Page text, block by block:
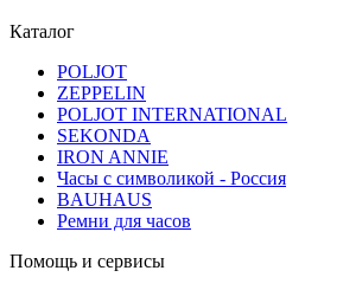
Каталог
POLJOT
ZEPPELIN
POLJOT INTERNATIONAL
SEKONDA
IRON ANNIE
Часы с символикой - Россия
BAUHAUS
Ремни для часов
Помощь и сервисы